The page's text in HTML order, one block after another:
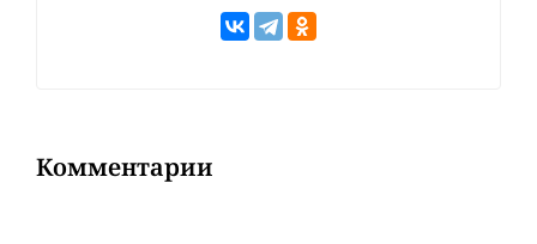
Комментарии